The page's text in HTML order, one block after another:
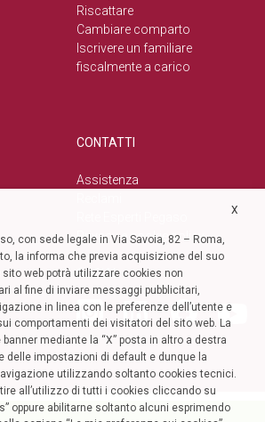
Riscattare
Cambiare comparto
Iscrivere un familiare
fiscalmente a carico
CONTATTI
Assistenza
Privacy e cookie policy
SOCIAL
X
con sede legale in Via Savoia, 82 – Roma,
la informa che previa acquisizione del suo
web potrà utilizzare cookies non
al fine di inviare messaggi pubblicitari,
in linea con le preferenze dell’utente e
comportamenti dei visitatori del sito web. La
mediante la “X” posta in altro a destra
delle impostazioni di default e dunque la
utilizzando soltanto cookies tecnici.
all’utilizzo di tutti i cookies cliccando su
oppure abilitarne soltanto alcuni esprimendo